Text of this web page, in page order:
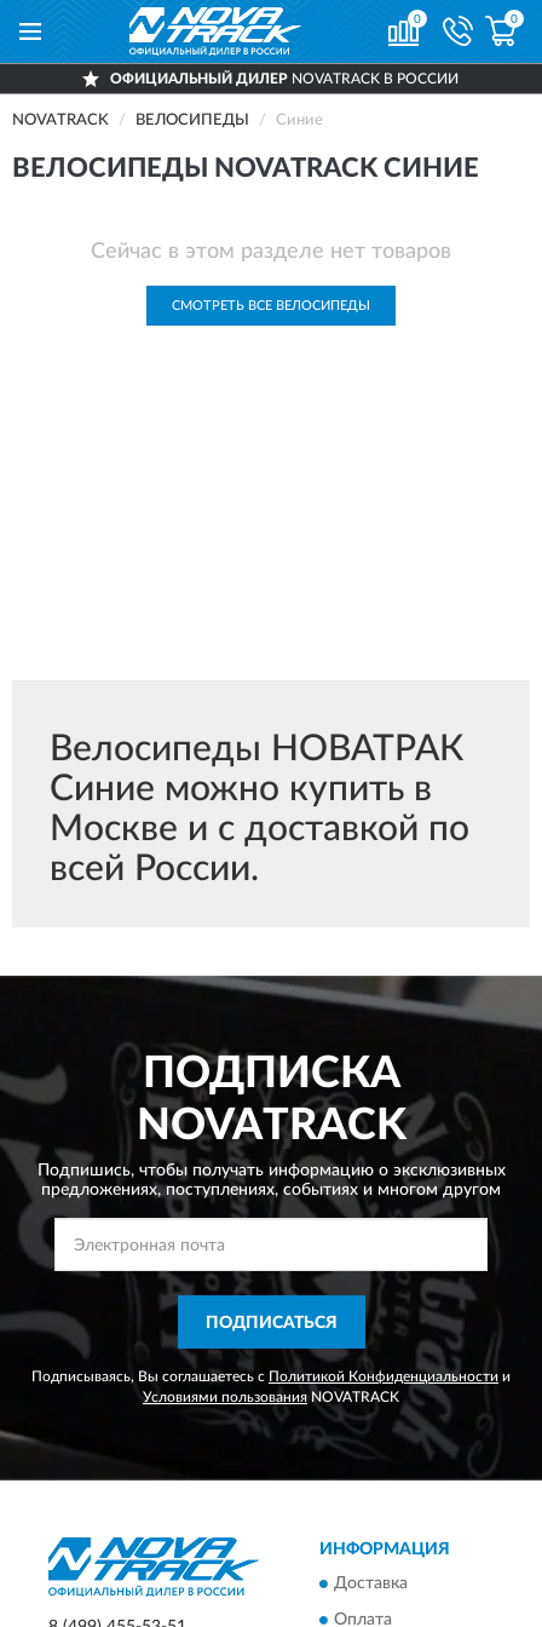
0 0
ОФИЦИАЛЬНЫЙ ДИЛЕРNOVATRACK В РОССИИ
NOVATRACK ВЕЛОСИПЕДЫ Синие
ВЕЛОСИПЕДЫ NOVATRACK СИНИЕ
Сейчас в этом разделе нет товаров
СМОТРЕТЬ ВСЕ ВЕЛОСИПЕДЫ
Велосипеды НОВАТРАК
Синие можно купить в
Москве и с доставкой по
всей России.
ПОДПИСКА
NOVATRACK
Подпишись, чтобы получать информацию о эксклюзивных
предложениях,поступлениях, событиях и многом другом
ПОДПИСАТЬСЯ
Подписываясь, Вы соглашаетесь с Политикой Конфиденциальности и
Условиями пользования NOVATRACK
ИНФОРМАЦИЯ
Доставка
Оплата